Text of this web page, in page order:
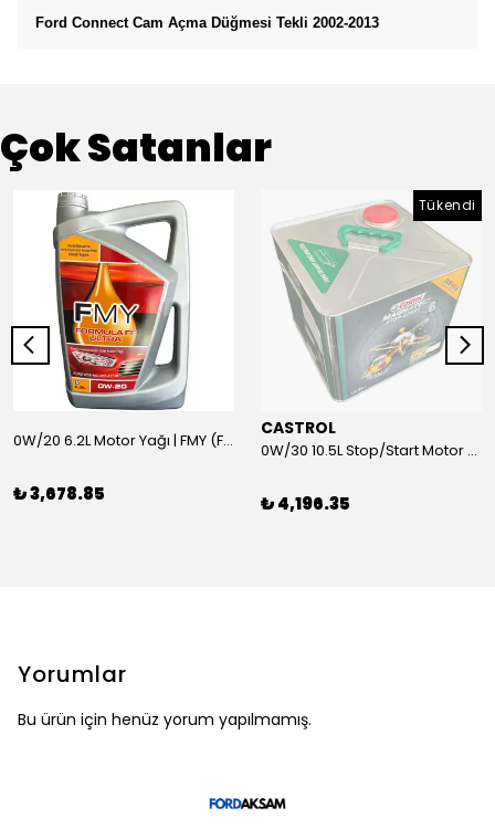
Ford Connect Cam Açma Düğmesi Tekli 2002-2013
Çok Satanlar
0W/20 6.2L Motor Yağı | FMY (Ford Motor Yağları)
₺ 3,678.85
Tükendi
CASTROL
0W/30 10.5L Stop/Start Motor Yağı | CASTROL
₺ 4,196.35
Yorumlar
Bu ürün için henüz yorum yapılmamış.